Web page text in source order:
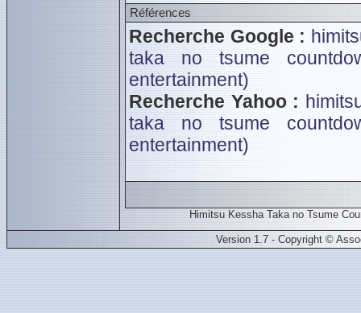
Références
Recherche Google :
taka no tsume
entertainment)
Recherche Yahoo :
taka no tsume
entertainment)
Himitsu Kessha Taka no Tsume
Version 1.7 - Copyright ©